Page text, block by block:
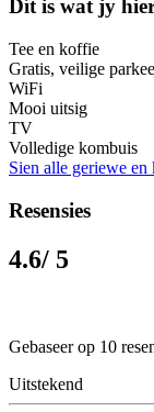
Dít is wat jy
Tee en koffie
Gratis, veilige
WiFi
Mooi uitsig
TV
Volledige kombuis
Sien alle geriewe en
Resensies
4.6/ 5
Gebaseer op 10
Uitstekend